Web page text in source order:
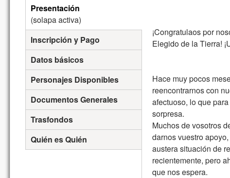
Pestañas verticales
Presentación
(solapa activa)
Inscripción y Pago
Datos básicos
Personajes Disponibles
Documentos Generales
Trasfondos
Quién es Quién
¡Congratulaos por
Elegido de la Tierra!
Hace muy pocos
reencontrarnos con
afectuoso, lo que
sorpresa.
Muchos de vosotros
darnos vuestro
austera situación de
recientemente, pero
que nos espera.